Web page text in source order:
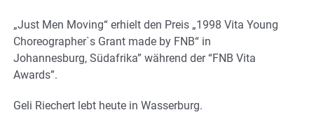
„Just Men Moving“ erhielt den Preis „1998 Vita Young
Choreographer`s Grant made by FNB“ in
Johannesburg, Südafrika” während der “FNB Vita
Awards”.
Geli Riechert lebt heute in Wasserburg.